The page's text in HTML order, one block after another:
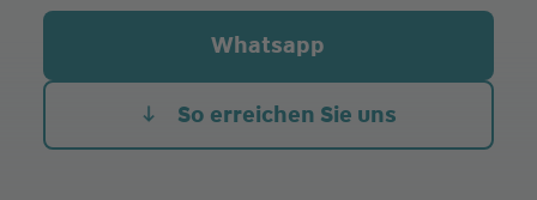
09:00 - 12:00
sowie Termine nach Vereinbarung
Whatsapp
So erreichen Sie uns